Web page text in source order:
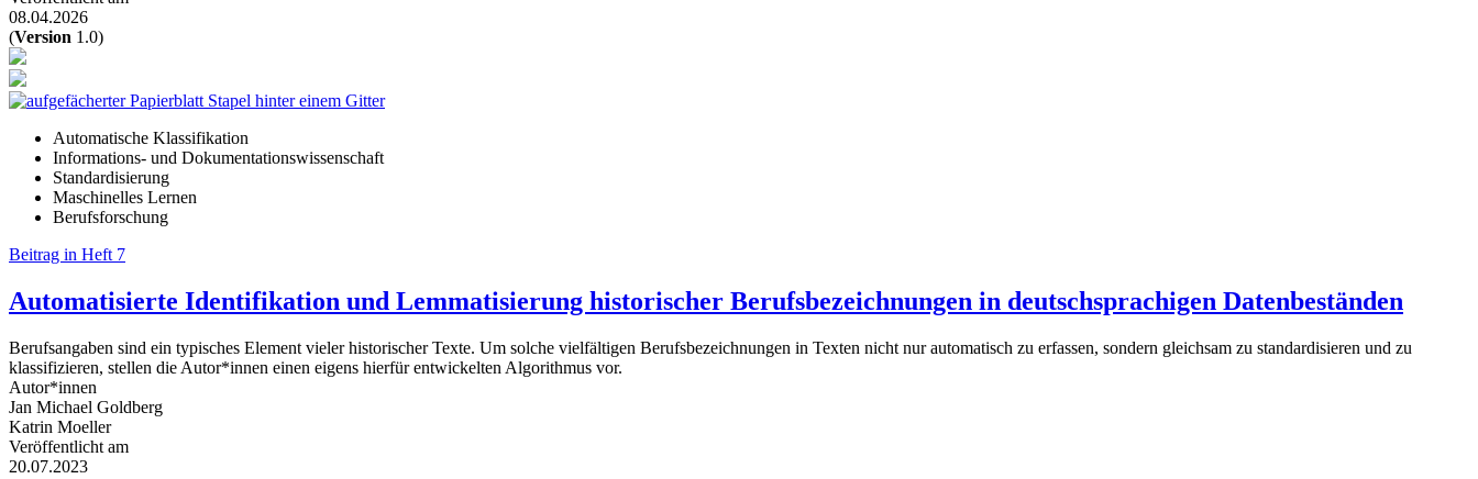
08.04.2026
(Version 1.0)
Automatische Klassifikation
Informations- und Dokumentationswissenschaft
Standardisierung
Maschinelles Lernen
Berufsforschung
Beitrag in Heft 7
Automatisierte Identifikation und Lemmatisierung historischer Berufsbezeichnungen in deutschsprachigen Datenbeständen
Berufsangaben sind ein typisches Element vieler historischer Texte. Um solche vielfältigen Berufsbezeichnungen in Texten nicht nur automatisch zu erfassen, sondern gleichsam zu standardisieren und zu
klassifizieren, stellen die Autor*innen einen eigens hierfür entwickelten Algorithmus vor.
Autor*innen
Jan Michael Goldberg
Katrin Moeller
Veröffentlicht am
20.07.2023